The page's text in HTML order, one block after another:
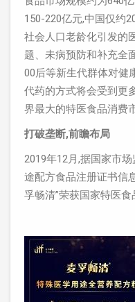
150-220亿元,中国仅约
社会人口老龄化引发的
题、未病预防和补充全
00后等新生代群体对健
代药的方式将会受到更
界最大的特医食品消费
打破垄断,前瞻布局
2019年12月,据国家市
途配方食品注册证书信
孚畅清”荣获国家特医食